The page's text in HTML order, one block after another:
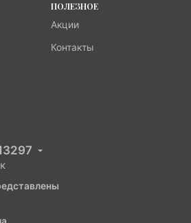
ПОЛЕЗНОЕ
Акции
Контакты